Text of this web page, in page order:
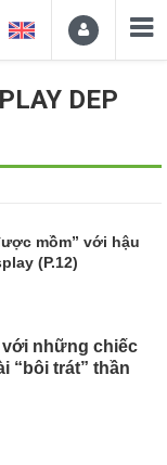
DEP
mồm” với hậu
(P.12)
với những chiếc
“bôi trát” thần